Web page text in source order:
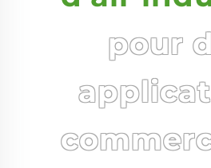
pour